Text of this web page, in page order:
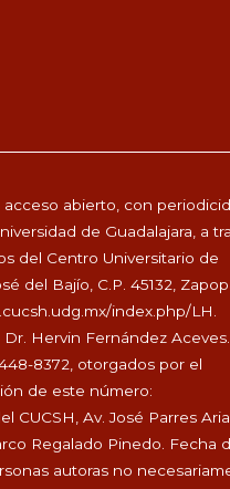
acceso abierto, con
de Guadalajara, a
del Centro Universitario de
del Bajío, C.P. 45132,
index.php/LH
Dr. Hervin Fernández Aceves.
8372, otorgados por el
de este número:
CUCSH, Av. José Parres
Regalado Pinedo. Fecha
autoras no